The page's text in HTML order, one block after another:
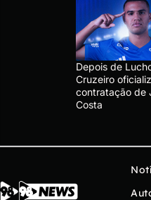
Depois de
Cruzeiro
contratação de
Costa